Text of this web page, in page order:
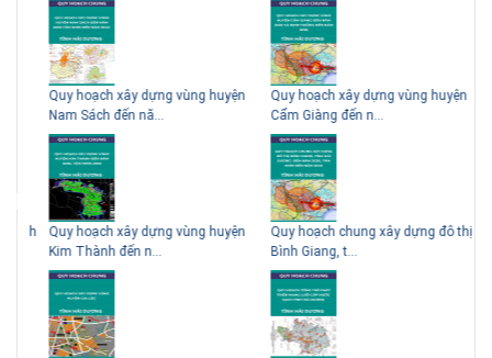
Quy hoạch xây dựng vùng huyện
Nam Sách đến nă...
Quy hoạch xây dựng vùng huyện
Kim Thành đến n...
Quy hoạch xây dựng vùng huyện
Cẩm Giàng đến n...
Quy hoạch chung xây dựng đô thị
Bình Giang, t...